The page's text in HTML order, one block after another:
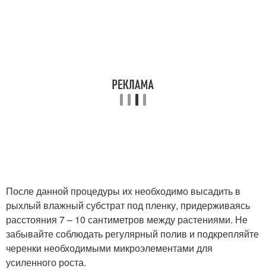
После данной процедуры их необходимо высадить в
рыхлый влажный субстрат под пленку, придерживаясь
расстояния 7 – 10 сантиметров между растениями. Не
забывайте соблюдать регулярный полив и подкрепляйте
черенки необходимыми микроэлементами для
усиленного роста.